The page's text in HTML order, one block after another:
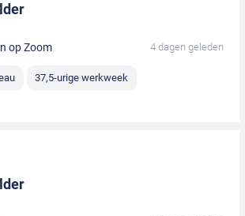
op Zoom 4 dagen geleden
37,5-urige werkweek